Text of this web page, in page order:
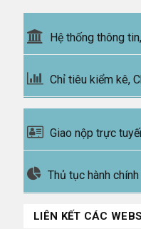
Hệ thống thông
Chỉ tiêu kiểm kê,
Giao nộp trực
Thủ tục hành chính
LIÊN KẾT CÁC